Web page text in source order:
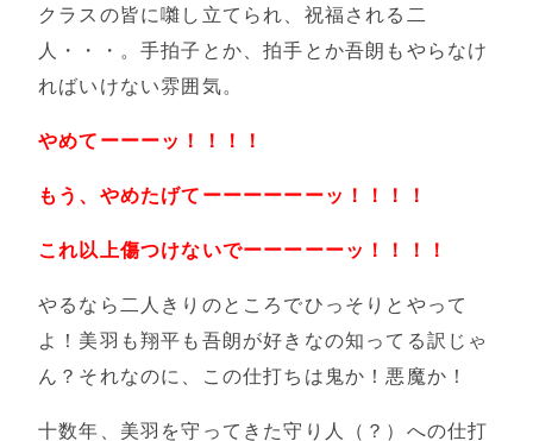
クラスの皆に囃し立てられ、祝福される二
人・・・。手拍子とか、拍手とか吾朗もやらなけ
ればいけない雰囲気。
やめてーーーッ！！！！
もう、やめたげてーーーーーーッ！！！！
これ以上傷つけないでーーーーーッ！！！！
やるなら二人きりのところでひっそりとやって
よ！美羽も翔平も吾朗が好きなの知ってる訳じゃ
ん？それなのに、この仕打ちは鬼か！悪魔か！
十数年、美羽を守ってきた守り人（？）への仕打